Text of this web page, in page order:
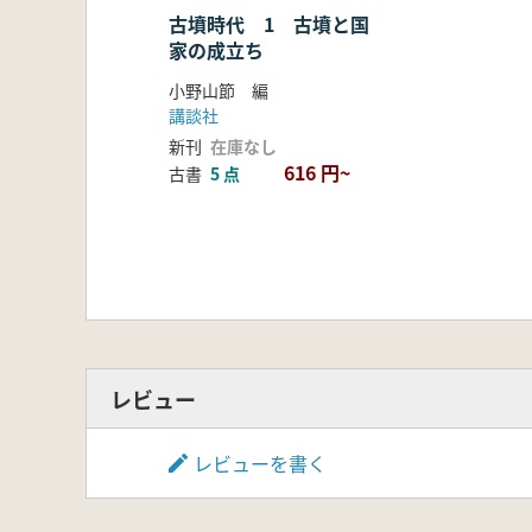
古墳時代 1 古墳と国
家の成立ち
小野山節 編
講談社
新刊 在庫なし
古書 5 点 616 円~
レビュー
レビューを書く